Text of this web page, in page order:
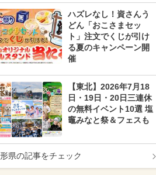
ハズレなし！資さんう
どん「おこさまセッ
ト」注文でくじが引け
る夏のキャンペーン開
催
【東北】2026年7月18
日・19日・20日三連休
の無料イベント10選 塩
竈みなと祭＆フェスも
県の記事をチェック